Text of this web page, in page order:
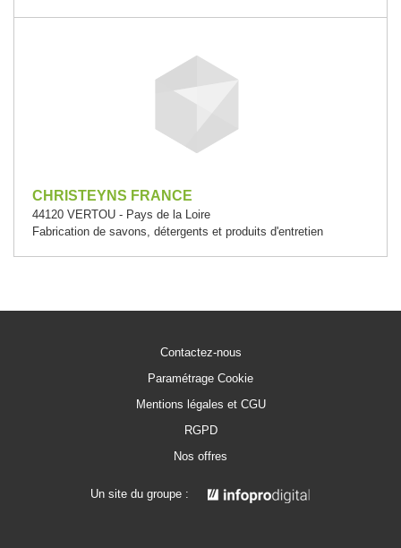
CHRISTEYNS FRANCE
44120 VERTOU - Pays de la Loire
Fabrication de savons, détergents et produits d'entretien
Contactez-nous
Paramétrage Cookie
Mentions légales et CGU
RGPD
Nos offres
Un site du groupe :